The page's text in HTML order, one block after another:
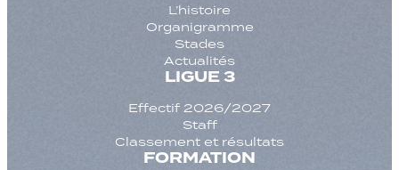
L’histoire
Organigramme
Stades
Actualités
LIGUE 3
Effectif 2026/2027
Staff
Classement et résultats
FORMATION